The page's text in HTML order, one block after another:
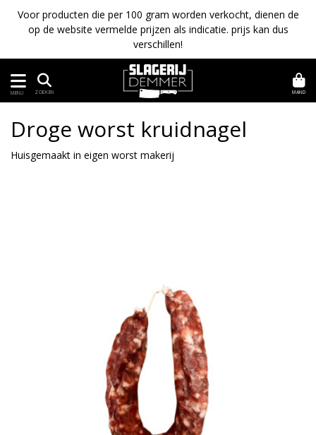
Voor producten die per 100 gram worden verkocht, dienen de
op de website vermelde prijzen als indicatie. prijs kan dus
verschillen!
MENU ZOEKEN MAND
Droge worst kruidnagel
Huisgemaakt in eigen worst makerij